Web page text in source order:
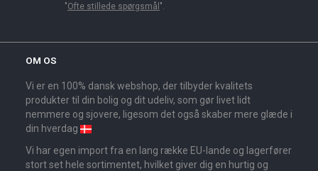
"Ofte stillede spørgsmål ".
OM OS
Vi er en 100% dansk webshop, der tilbyder kvalitets
produkter til din bolig og dit udeliv, som gør livet lidt
nemmere og sjovere, ligesom det også skaber mere glæde i
din hverdag
Vi har egen import fra en lang række EU-lande og lagerfører
stort set hele sortimentet, hvilket giver dig en hurtig og